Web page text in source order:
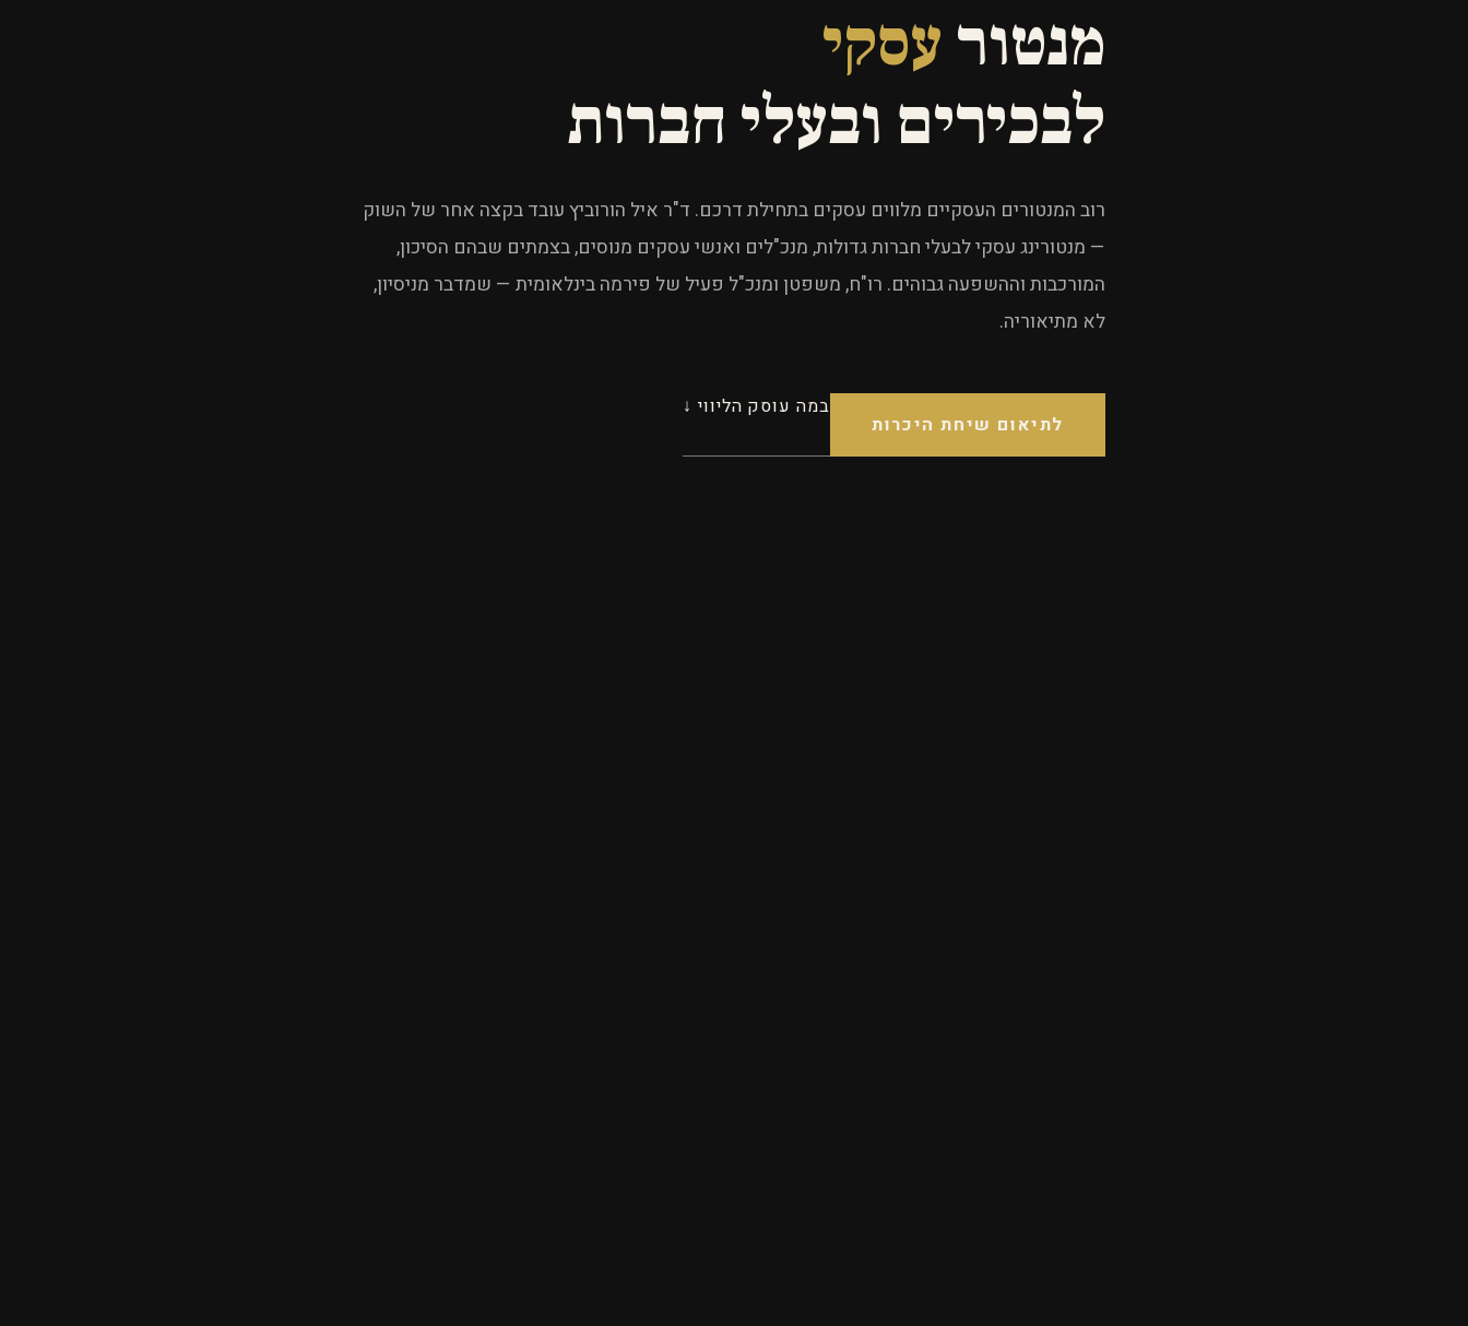
מנטור עסקי
לבכירים ובעלי חברות
רוב המנטורים העסקיים מלווים עסקים בתחילת דרכם. ד"ר איל הורוביץ עובד בקצה אחר של השוק
— מנטורינג עסקי לבעלי חברות גדולות, מנכ"לים ואנשי עסקים מנוסים, בצמתים שבהם הסיכון,
המורכבות וההשפעה גבוהים. רו"ח, משפטן ומנכ"ל פעיל של פירמה בינלאומית — שמדבר מניסיון,
לא מתיאוריה.
לתיאום שיחת היכרות
במה עוסק הליווי ↓